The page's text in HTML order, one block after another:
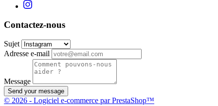
Contactez-nous
Sujet
Adresse e-mail
Message
Send your message
© 2026 - Logiciel e-commerce par PrestaShop™